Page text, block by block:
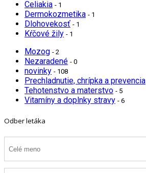
Celiakia - 1
Dermokozmetika - 1
Dlohovekosť - 1
Kŕčové žily - 1
Mozog - 2
Nezaradené - 0
novinky - 108
Prechladnutie, chrípka a prevencia
Tehotenstvo a materstvo - 5
Vitamíny a doplnky stravy - 6
Odber letáka